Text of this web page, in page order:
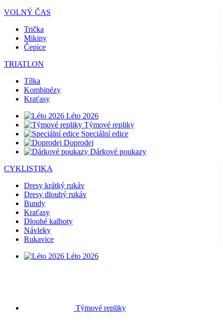
VOLNÝ ČAS
Trička
Mikiny
Čepice
TRIATLON
Tílka
Kombinézy
Kraťasy
Léto 2026
Týmové repliky
Speciální edice
Doprodej
Dárkové poukazy
CYKLISTIKA
Dresy krátký rukáv
Dresy dlouhý rukáv
Bundy
Kraťasy
Dlouhé kalhoty
Návleky
Rukavice
Léto 2026